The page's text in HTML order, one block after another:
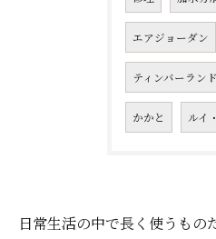
エアジョーダン
ティンバーランド
かかと ルイ
日常生活の中で長く使うもの